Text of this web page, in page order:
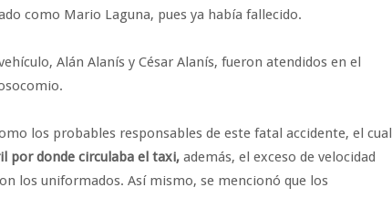
como Mario Laguna, pues ya había fallecido.
Alán Alanís y César Alanís, fueron atendidos en el
los probables responsables de este fatal accidente, el cual
por donde circulaba el taxi, además, el exceso de velocidad
los uniformados. Así mismo, se mencionó que los